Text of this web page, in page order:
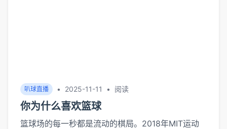
叭球直播 • 2025-11-11 • 阅读
你为什么喜欢篮球
篮球场的每一秒都是流动的棋局。2018年MIT运动